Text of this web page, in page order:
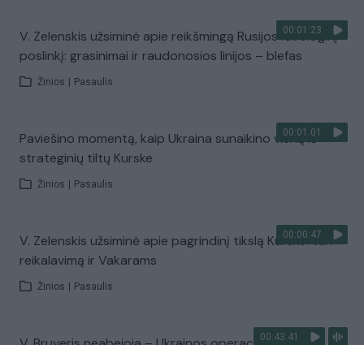
00:01:23
V. Zelenskis užsiminė apie reikšmingą Rusijos ideologinį
poslinkį: grasinimai ir raudonosios linijos – blefas
Žinios Pasaulis
00:01:01
Paviešino momentą, kaip Ukraina sunaikino vieną iš
strateginių tiltų Kurske
Žinios Pasaulis
00:00:47
V. Zelenskis užsiminė apie pagrindinį tikslą Kurske: turi
reikalavimą ir Vakarams
Žinios Pasaulis
00:43:41